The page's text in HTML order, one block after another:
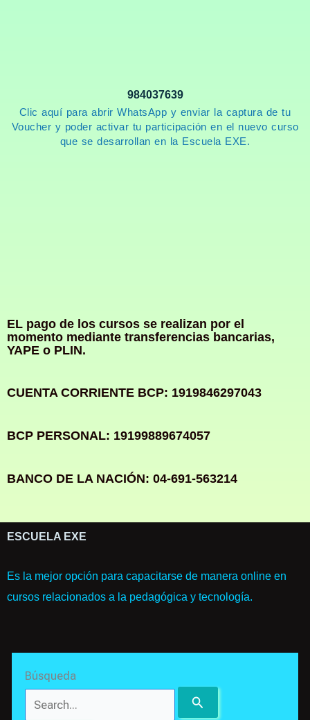
984037639
Clic aquí para abrir WhatsApp y enviar la captura de tu
Voucher y poder activar tu participación en el nuevo curso
que se desarrollan en la Escuela EXE.
EL pago de los cursos se realizan por el
momento mediante transferencias bancarias,
YAPE o PLIN.
CUENTA CORRIENTE BCP: 1919846297043
BCP PERSONAL: 19199889674057
BANCO DE LA NACIÓN: 04-691-563214
ESCUELA EXE
Es la mejor opción para capacitarse de manera online en
cursos relacionados a la pedagógica y tecnología.
Búsqueda
for: